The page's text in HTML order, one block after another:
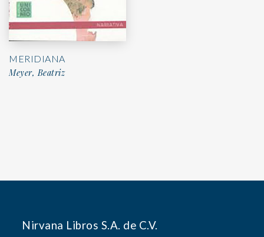
MERIDIANA
Meyer, Beatriz
Nirvana Libros S.A. de C.V.